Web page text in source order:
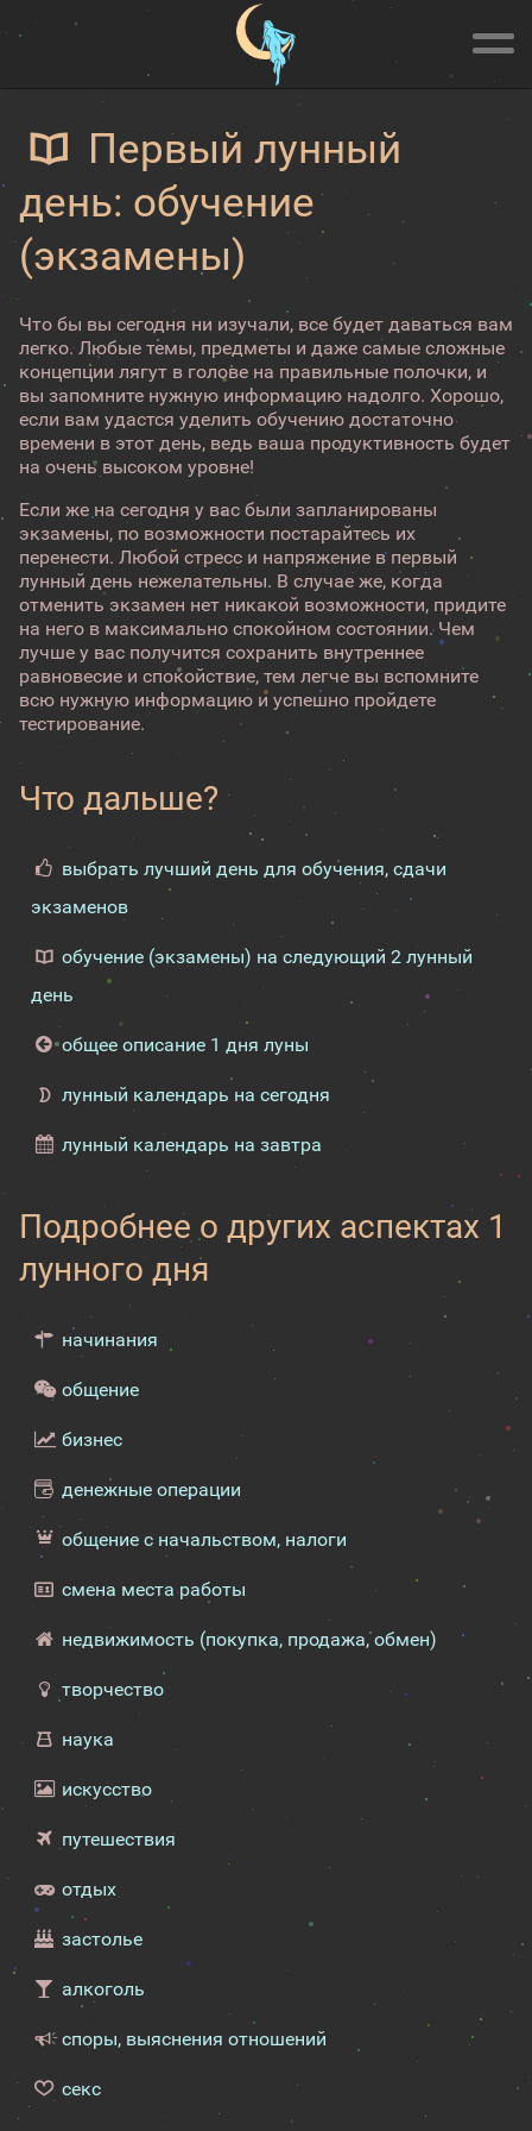
Первый лунный
день: обучение
(экзамены)
Что бы вы сегодня ни изучали, все будет даваться вам
легко. Любые темы, предметы и даже самые сложные
концепции лягут в голове на правильные полочки, и
вы запомните нужную информацию надолго. Хорошо,
если вам удастся уделить обучению достаточно
времени в этот день, ведь ваша продуктивность будет
на очень высоком уровне!
Если же на сегодня у вас были запланированы
экзамены, по возможности постарайтесь их
перенести. Любой стресс и напряжение в первый
лунный день нежелательны. В случае же, когда
отменить экзамен нет никакой возможности, придите
на него в максимально спокойном состоянии. Чем
лучше у вас получится сохранить внутреннее
равновесие и спокойствие, тем легче вы вспомните
всю нужную информацию и успешно пройдете
тестирование.
Что дальше?
выбрать лучший день для обучения, сдачи
экзаменов
обучение (экзамены) на следующий 2 лунный
день
общее описание 1 дня луны
лунный календарь на сегодня
лунный календарь на завтра
Подробнее о других аспектах 1
лунного дня
начинания
общение
бизнес
денежные операции
общение с начальством, налоги
смена места работы
недвижимость (покупка, продажа, обмен)
творчество
наука
искусство
путешествия
отдых
застолье
алкоголь
споры, выяснения отношений
секс